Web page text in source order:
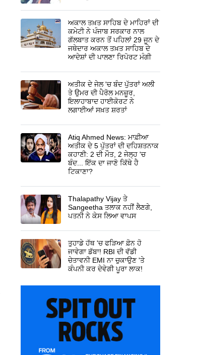
ਅਕਾਲ ਤਖ਼ਤ ਸਾਹਿਬ ਦੇ ਮਾਹਿਰਾਂ ਦੀ
ਕਮੇਟੀ ਨੇ ਪੰਜਾਬ ਸਰਕਾਰ ਨਾਲ
ਗੱਲਬਾਤ ਕਰਨ ਤੋਂ ਪਹਿਲਾਂ 29 ਜੂਨ ਦੇ
ਜਥੇਦਾਰ ਅਕਾਲ ਤਖ਼ਤ ਸਾਹਿਬ ਦੇ
ਆਦੇਸ਼ਾਂ ਦੀ ਪਾਲਣਾ ਰਿਪੋਰਟ ਮੰਗੀ
ਅਤੀਕ ਦੇ ਜੇਲ 'ਚ ਬੰਦ ਪੁੱਤਰਾਂ ਅਲੀ
ਤੇ ਉਮਰ ਦੀ ਪੈਰੋਲ ਮਨਜ਼ੂਰ,
ਇਲਾਹਾਬਾਦ ਹਾਈਕੋਰਟ ਨੇ
ਲਗਾਈਆਂ ਸਖ਼ਤ ਸ਼ਰਤਾਂ
Atiq Ahmed News: ਮਾਫ਼ੀਆ
ਅਤੀਕ ਦੇ 5 ਪੁੱਤਰਾਂ ਦੀ ਦਹਿਸ਼ਤਨਾਕ
ਕਹਾਣੀ: 2 ਦੀ ਮੌਤ, 2 ਜੇਲ੍ਹ 'ਚ
ਬੰਦ... ਇੱਕ ਦਾ ਜਾਣੋ ਕਿੱਥੇ ਹੈ
ਟਿਕਾਣਾ?
Thalapathy Vijay ਤੇ
Sangeetha ਤਲਾਕ ਨਹੀਂ ਲੈਣਗੇ,
ਪਤਨੀ ਨੇ ਕੇਸ ਲਿਆ ਵਾਪਸ
ਤੁਹਾਡੇ ਹੱਥ 'ਚ ਫੜਿਆ ਫ਼ੋਨ ਹੋ
ਜਾਵੇਗਾ ਡੱਬਾ! RBI ਦੀ ਵੱਡੀ
ਚੇਤਾਵਨੀ EMI ਨਾ ਚੁਕਾਉਣ 'ਤੇ
ਕੰਪਨੀ ਕਰ ਦੇਵੇਗੀ ਪੂਰਾ ਲਾਕ!